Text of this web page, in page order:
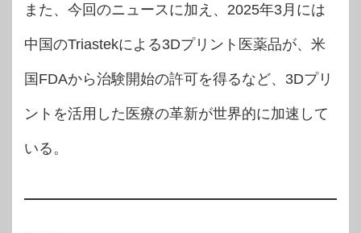
また、今回のニュースに加え、2025年3月には
中国のTriastekによる3Dプリント医薬品が、米
国FDAから治験開始の許可を得るなど、3Dプリ
ントを活用した医療の革新が世界的に加速して
いる。